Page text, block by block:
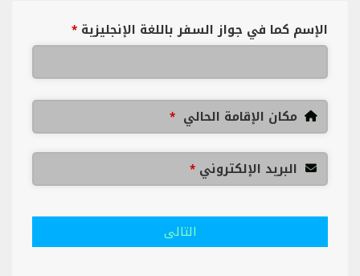
الإسم كما في جواز السفر باللغة الإنجليزية *
مكان الإقامة الحالي *
البريد الإلكتروني *
التالى